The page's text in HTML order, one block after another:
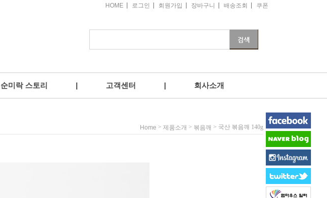
HOME 로그인 회원가입 장바구니 배송조회 쿠폰
순미락 스토리 | 고객센터 | 회사소개
Home > 제품소개 > 볶음깨 > 국산 볶음깨 140g